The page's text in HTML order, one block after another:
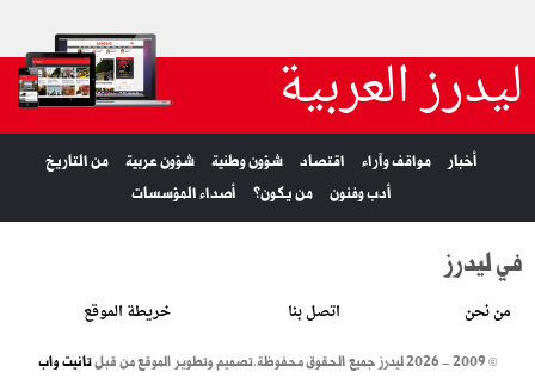
ليدرز العربية
أخبار مواقف وآراء اقتصاد شؤون وطنية شؤون عربية
من التاريخ
أدب وفنون
من يكون؟ أصداء المؤسسات
في ليدرز
من نحن اتصل بنا خريطة الموقع
© 2009 - 2026 ليدرز جميع الحقوق محفوظة. تصميم وتطوير الموقع من قبلتانيت واب